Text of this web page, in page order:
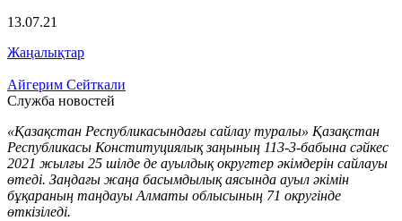
13.07.21
Жаңалықтар
Айгерим Сейткали
Служба новостей
«Қазақстан Республикасындағы сайлау туралы» Қазақстан
Республикасы Конституциялық заңының 113-3-бабына сәйкес
2021 жылғы 25 шілде де ауылдық округтер әкімдерін сайлауы
өтеді. Заңдағы жаңа басымдылық аясында ауыл әкімін
бұқараның таңдауы Алматы облысының 71 округінде
өткізіледі.